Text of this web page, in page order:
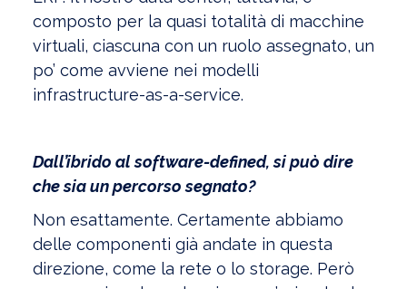
composto per la quasi totalità di macchine
virtuali, ciascuna con un ruolo assegnato, un
po’ come avviene nei modelli
infrastructure-as-a-service.
Dall’ibrido al software-defined, si può dire
che sia un percorso segnato?
Non esattamente. Certamente abbiamo
delle componenti già andate in questa
direzione, come la rete o lo storage. Però